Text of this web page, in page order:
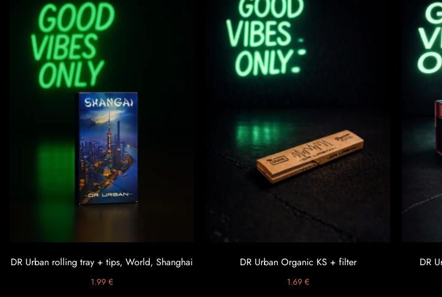
DR Urban rolling tray + tips, World, Shanghai
1.99 €
DR Urban Organic KS + filter
1.69 €
DR